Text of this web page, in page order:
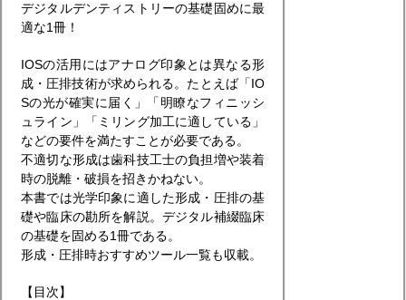
デジタルデンティストリーの基礎固めに最
適な1冊！
IOSの活用にはアナログ印象とは異なる形
成・圧排技術が求められる。たとえば「IO
Sの光が確実に届く」「明瞭なフィニッシ
ュライン」「ミリング加工に適している」
などの要件を満たすことが必要である。
不適切な形成は歯科技工士の負担増や装着
時の脱離・破損を招きかねない。
本書では光学印象に適した形成・圧排の基
礎や臨床の勘所を解説。デジタル補綴臨床
の基礎を固める1冊である。
形成・圧排時おすすめツール一覧も収載。
【目次】